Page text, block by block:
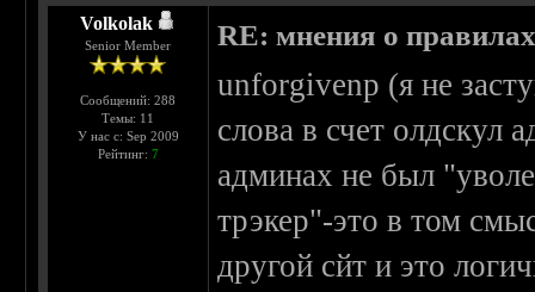
Volkolak
Senior Member
Сообщений: 288
Темы: 11
У нас с: Sep 2009
Рейтинг: 7
RE: мнения о
unforgivenp (я не
слова в счет олдскул
админах не был
трэкер"-это в том
другой сйт и это